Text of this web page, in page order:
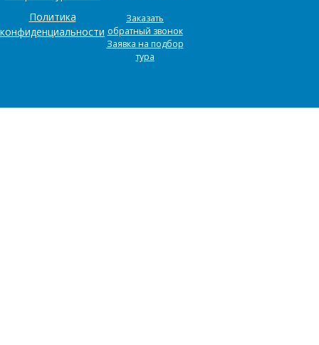
Политика
конфиденциальности
Заказать
обратный звонок
Заявка на подбор
тура